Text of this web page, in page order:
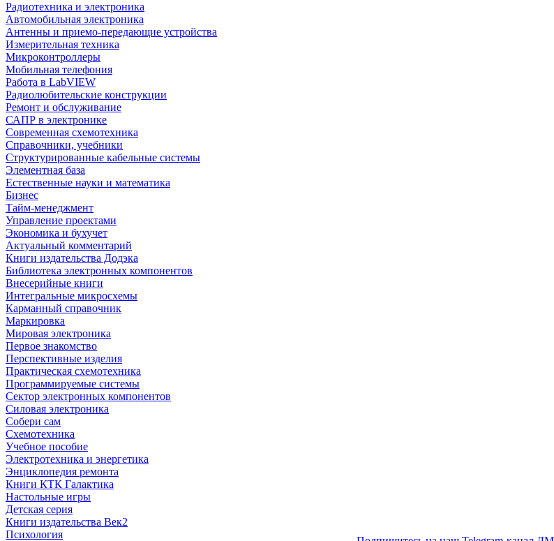
Радиотехника и электроника
Автомобильная электроника
Антенны и приемо-передающие устройства
Измерительная техника
Микроконтроллеры
Мобильная телефония
Работа в LabVIEW
Радиолюбительские конструкции
Ремонт и обслуживание
САПР в электронике
Современная схемотехника
Справочники, учебники
Структурированные кабельные системы
Элементная база
Естественные науки и математика
Бизнес
Тайм-менеджмент
Управление проектами
Экономика и бухучет
Актуальный комментарий
Книги издательства Додэка
Библиотека электронных компонентов
Внесерийные книги
Интегральные микросхемы
Карманный справочник
Маркировка
Мировая электроника
Первое знакомство
Перспективные изделия
Практическая схемотехника
Программируемые системы
Сектор электронных компонентов
Силовая электроника
Собери сам
Схемотехника
Учебное пособие
Электротехника и энергетика
Энциклопедия ремонта
Книги КТК Галактика
Настольные игры
Детская серия
Книги издательства Век2
Психология